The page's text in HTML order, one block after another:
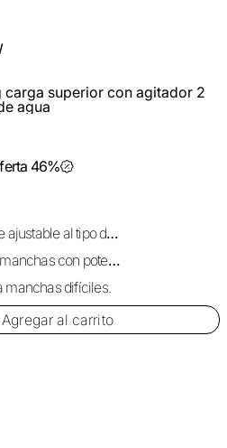
carga superior con agitador 2
agua
46%
al tipo de carga.
con potente cascada.
manchas difíciles.
Agregar al carrito